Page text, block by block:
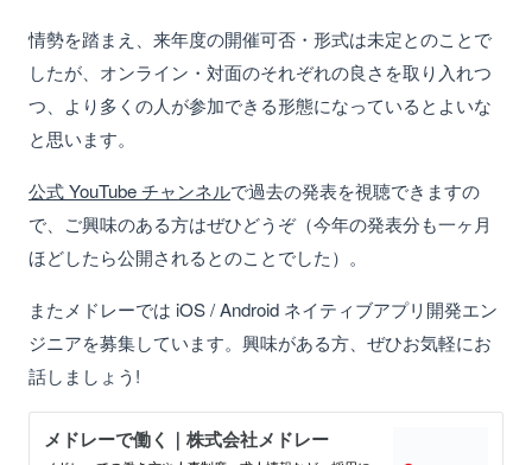
情勢を踏まえ、来年度の開催可否・形式は未定とのことで
したが、オンライン・対面のそれぞれの良さを取り入れつ
つ、より多くの人が参加できる形態になっているとよいな
と思います。
公式 YouTube チャンネルで過去の発表を視聴できますの
で、ご興味のある方はぜひどうぞ（今年の発表分も一ヶ月
ほどしたら公開されるとのことでした）。
またメドレーでは iOS / Android ネイティブアプリ開発エン
ジニアを募集しています。興味がある方、ぜひお気軽にお
話しましょう!